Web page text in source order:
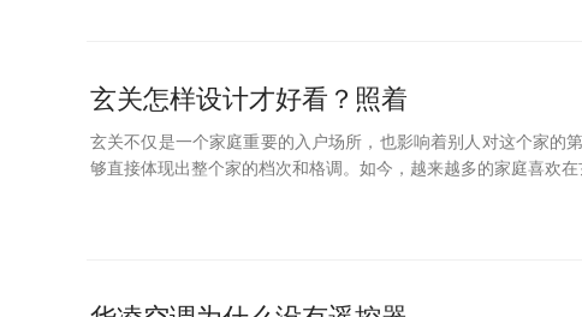
玄关怎样设计才好看？照着
玄关不仅是一个家庭重要的入户场所，也影响着别人对这个家的
够直接体现出整个家的档次和格调。如今，越来越多的家庭喜欢在